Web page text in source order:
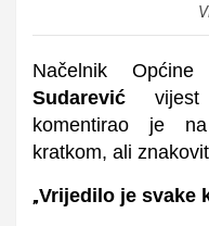
Načelnik
Sudarević vijest
komentirao je
kratkom, ali
„Vrijedilo je svake